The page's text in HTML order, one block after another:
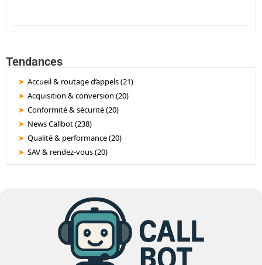
Tendances
Accueil & routage d’appels (21)
Acquisition & conversion (20)
Conformité & sécurité (20)
News Callbot (238)
Qualité & performance (20)
SAV & rendez-vous (20)